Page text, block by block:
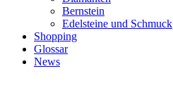
Bernstein
Edelsteine und Schmuck
Shopping
Glossar
News